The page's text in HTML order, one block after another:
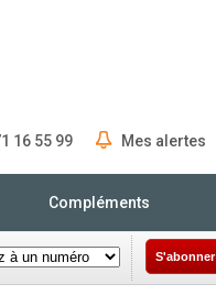
16 55 99 Mes alertes
Compléments
S'abonner